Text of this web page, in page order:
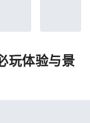
玩体验与景